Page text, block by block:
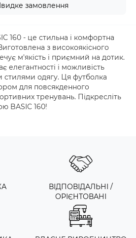
замовлення
160 - це стильна і комфортна
з високоякісного
м'якість і приємний на дотик.
елегантності і можливість
стилями одягу. Ця футболка
для повсякденного
тренувань. Підкресліть
BASIC 160!
ВІДПОВІДАЛЬНІ /
ОРІЄНТОВАНІ